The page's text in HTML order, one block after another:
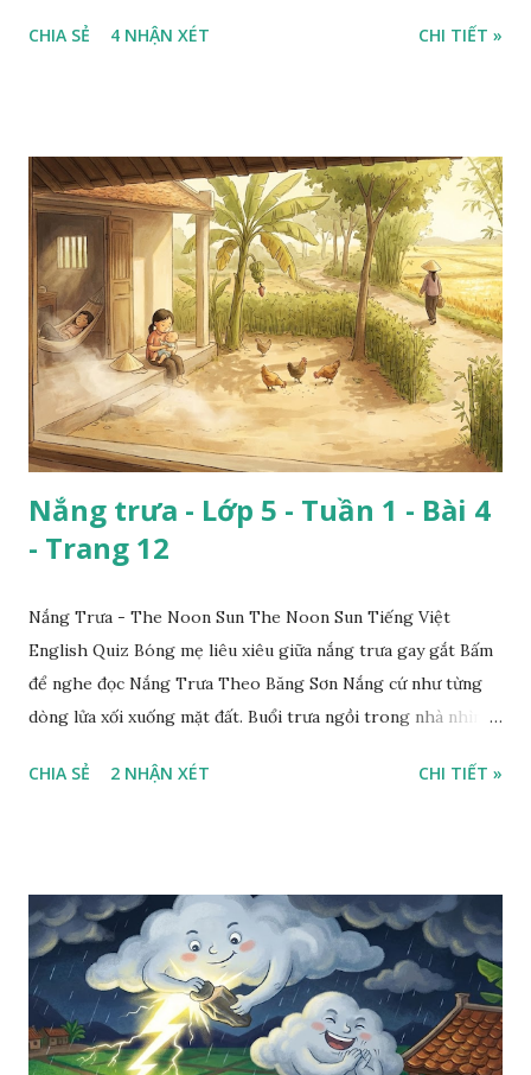
CHIA SẺ 4 NHẬN XÉT CHI TIẾT »
Nắng trưa - Lớp 5 - Tuần 1 - Bài 4
- Trang 12
Nắng Trưa - The Noon Sun The Noon Sun Tiếng Việt
English Quiz Bóng mẹ liêu xiêu giữa nắng trưa gay gắt Bấm
để nghe đọc Nắng Trưa Theo Băng Sơn Nắng cứ như từng
dòng lửa xối xuống mặt đất. Buổi trưa ngồi trong nhà nhìn
CHIA SẺ 2 NHẬN XÉT CHI TIẾT »